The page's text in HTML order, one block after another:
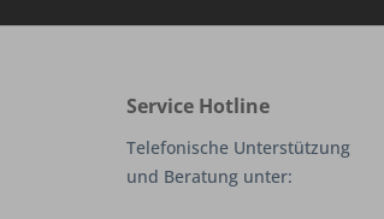
Service Hotline
Telefonische Unterstützung
und Beratung unter: